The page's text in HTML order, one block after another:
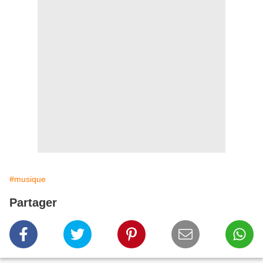
#musique
Partager